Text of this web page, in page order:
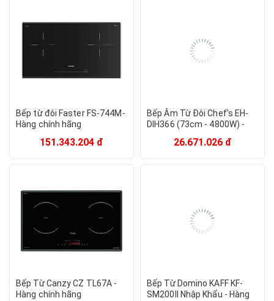
Bếp từ đôi Faster FS-744M-
Hàng chính hãng
151.343.204 đ
Bếp Âm Từ Đôi Chef's EH-
DIH366 (73cm - 4800W) -
26.671.026 đ
Bếp Từ Canzy CZ TL67A -
Hàng chính hãng
Bếp Từ Domino KAFF KF-
SM200II Nhập Khẩu - Hàng